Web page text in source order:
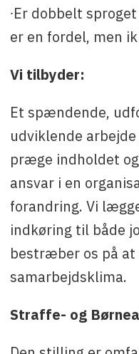
∙Er dobbelt
er en fordel, men
Vi tilbyder:
Et spændende,
udviklende
præge indholdet
ansvar i en
forandring. Vi
indkøring til både
bestræber os på at
samarbejdsklima.
Straffe- og